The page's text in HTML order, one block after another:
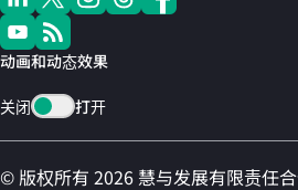
动画和动态效果
关闭 打开
© 版权所有 2026 慧与发展有限责任